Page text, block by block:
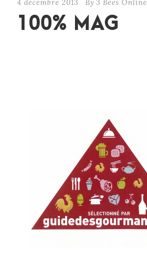
4 décembre 2013 By 3 Bees Online
100% MAG